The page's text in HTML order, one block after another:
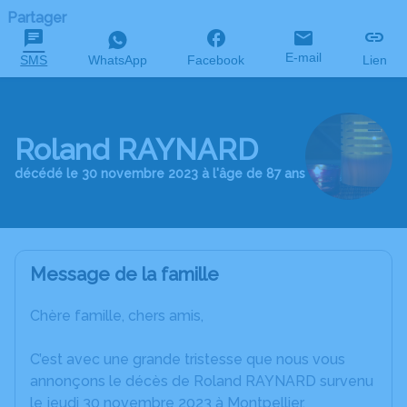
Partager
SMS WhatsApp Facebook E-mail Lien
Roland RAYNARD
décédé le 30 novembre 2023 à l'âge de 87 ans
Message de la famille
Chère famille, chers amis,
C’est avec une grande tristesse que nous vous
annonçons le décès de Roland RAYNARD survenu
le jeudi 30 novembre 2023 à Montpellier.